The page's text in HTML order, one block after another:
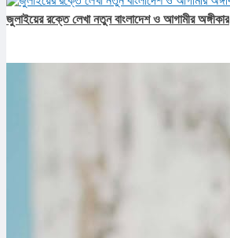
জুলাইয়ের রক্তে লেখা নতুন বাংলাদেশ ও আগামীর অঙ্গীকার​